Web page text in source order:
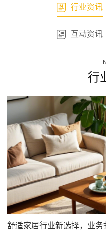
行业资讯
互动资讯
行
舒适家居行业新选择，业